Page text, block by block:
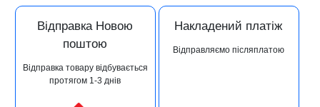
Відправка Новою
поштою
Відправка товару відбувається
протягом 1-3 днів
Накладений платіж
Відправляємо післяплатою